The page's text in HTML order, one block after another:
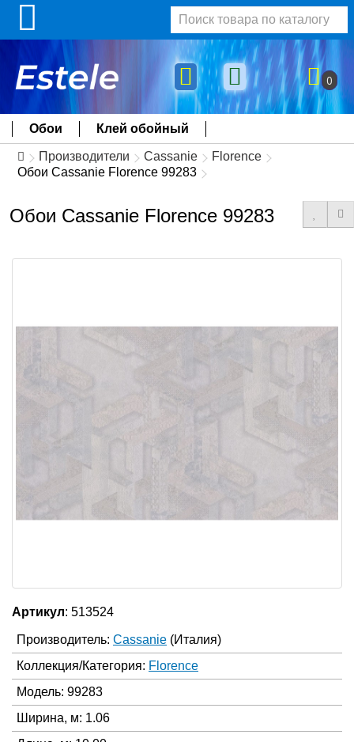
0
Обои Клей обойный
Производители Cassanie
Florence
Обои Cassanie Florence 99283
Обои Cassanie Florence 99283
Артикул: 513524
Производитель: Cassanie (Италия)
Коллекция/Категория: Florence
Модель: 99283
Ширина, м: 1.06